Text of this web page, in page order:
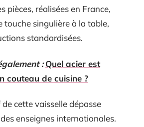
pièces, réalisées en France,
touche singulière à la table,
standardisées.
: Quel acier est
couteau de cuisine ?
cette vaisselle dépasse
enseignes internationales.